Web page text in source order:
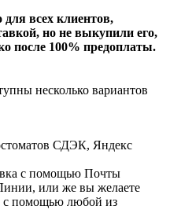
всех клиентов,
но не выкупили его,
после 100% предоплаты.
несколько вариантов
СДЭК, Яндекс
с помощью Почты
или же вы желаете
с помощью любой из